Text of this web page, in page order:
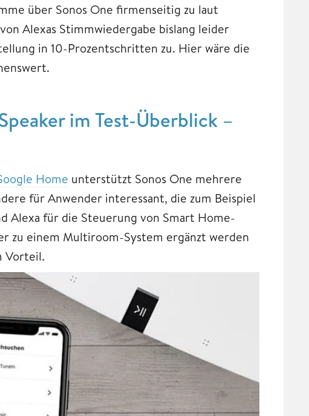
über Sonos One firmenseitig zu laut
Alexas Stimmwiedergabe bislang leider
in 10-Prozentschritten zu. Hier wäre die
im Test-Überblick –
Home unterstützt Sonos One mehrere
für Anwender interessant, die zum Beispiel
Alexa für die Steuerung von Smart Home-
zu einem Multiroom-System ergänzt werden
Vorteil.